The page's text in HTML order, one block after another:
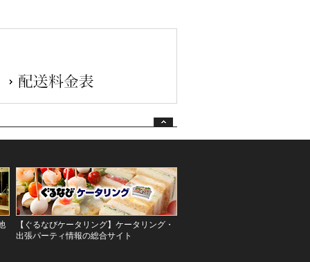
【ぐるなびケータリング】ケータリング・
出張パーティ情報の総合サイト